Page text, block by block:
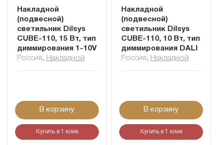
Накладной
(подвесной)
светильник Dilsys
CUBE-110, 15 Вт, тип
диммирования 1-10V
Россия , Накладной
В корзину
Купить в 1 клик
Накладной
(подвесной)
светильник Dilsys
CUBE-110, 10 Вт, тип
диммирования DALI
Россия , Накладной
В корзину
Купить в 1 клик